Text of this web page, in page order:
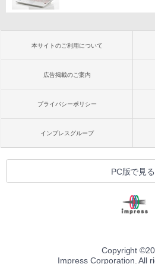
本サイトのご利用について
広告掲載のご案内
プライバシーポリシー
インプレスグループ
PC版で見る
Copyright ©
Impress Corporation. All